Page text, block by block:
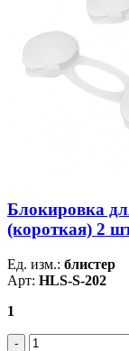
Блокировка
(короткая) 2
Ед. изм.: блистер
Арт: HLS-S-202
1